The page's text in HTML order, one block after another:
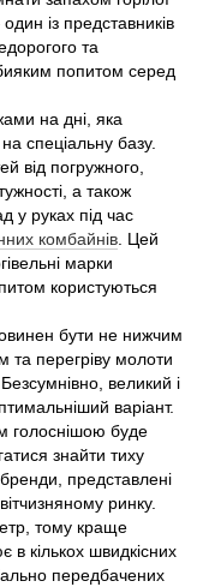
із представників
та
попитом серед
на дні, яка
спеціальну базу.
від погружного,
а також
у руках під час
комбайнів. Цей
марки
користуються
бути не нижчим
та перегріву молоти
великий і
варіант.
голоснішою буде
знайти тиху
представлені
ринку.
тому краще
кількох швидкісних
передбачених